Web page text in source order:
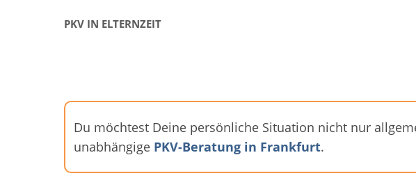
PKV IN ELTERNZEIT
Du möchtest Deine persönliche Situation nicht nur
unabhängige PKV-Beratung in Frankfurt.